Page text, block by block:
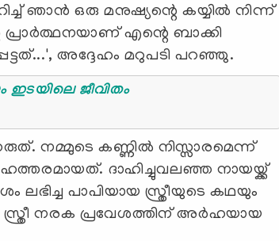
ഞാൻ ഒരു മനുഷ്യന്റെ കയ്യിൽ നിന്ന്
പ്രാർത്ഥനയാണ് എന്റെ ബാക്കി
അദ്ദേഹം മറുപടി പറഞ്ഞു.
ഇടയിലെ ജീവിതം
നമ്മുടെ കണ്ണിൽ നിസ്സാരമെന്ന്
ദാഹിച്ചുവലഞ്ഞ നായയ്ക്ക്
പാപിയായ സ്ത്രീയുടെ കഥയും
സ്ത്രീ നരക പ്രവേശത്തിന് അർഹയായ